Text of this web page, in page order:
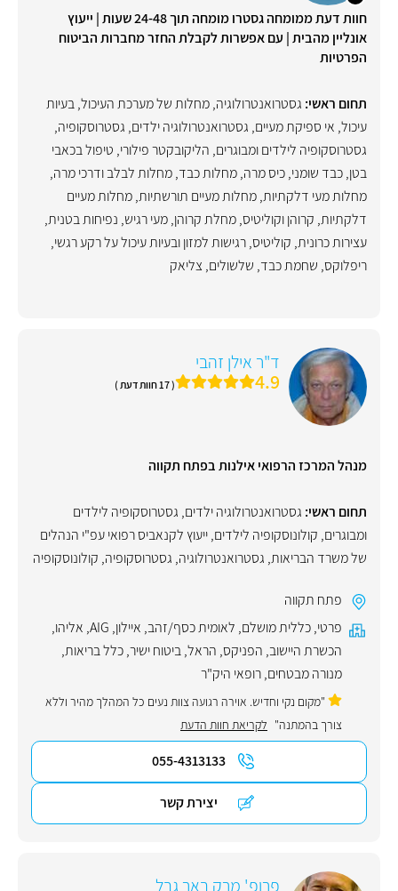
חוות דעת ממומחה גסטרו מומחה תוך 24-48 שעות | ייעוץ
אונליין מהבית | עם אפשרות לקבלת החזר מחברות הביטוח
הפרטיות
תחום ראשי: גסטרואנטרולוגיה,מחלות של מערכת העיכול,בעיות
עיכול, אי ספיקת מעיים, גסטרואנטרולוגיה ילדים, גסטרוסקופיה,
גסטרוסקופיה לילדים ומבוגרים, הליקובקטר פילורי, טיפול בכאבי
בטן,כבד שומני,כיס מרה,מחלות כבד,מחלות לבלב ודרכי מרה,
מחלות מעי דלקתיות,מחלות מעיים תורשתיות,מחלות מעיים
דלקתיות, קרוהן וקוליטיס,מחלת קרוהן,מעי רגיש, נפיחות בטנית,
עצירות כרונית, קוליטיס,רגישות למזון ובעיות עיכול על רקע רגשי,
ריפלוקס, שחמת כבד, שלשולים, צליאק
ד"ר אילן זהבי
4.9 ( 17 חוות דעת )
מנהל המרכז הרפואי אילנות בפתח תקווה
תחום ראשי: גסטרואנטרולוגיה ילדים, גסטרוסקופיה לילדים
ומבוגרים, קולונוסקופיה לילדים,ייעוץ לקנאביס רפואי עפ"י הנהלים
של משרד הבריאות, גסטרואנטרולוגיה, גסטרוסקופיה, קולונוסקופיה
פתח תקווה
פרטי,כללית מושלם, לאומית כסף/זהב, איילון,
AIG
, אליהו,
הכשרת היישוב, הפניקס, הראל,ביטוח ישיר,כלל בריאות,
מנורה מבטחים,רופאי היק"ר
"מקום נקי וחדיש. אוירה רגועה צוות נעים כל המהלך מהיר וללא
צורך בהמתנה" לקריאת חוות הדעת
055-4313133
יצירת קשר
פרופ' מרק באר גבל